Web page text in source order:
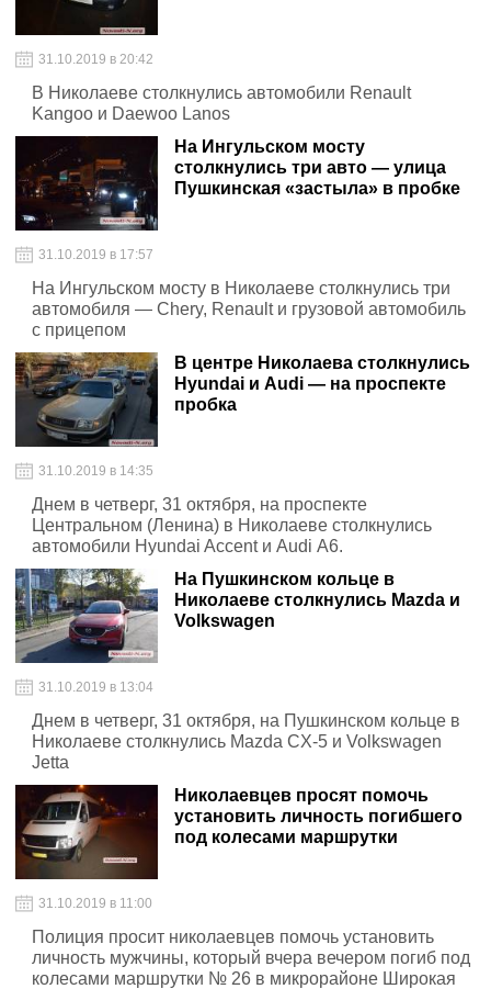
31.10.2019 в 20:42
В Николаеве столкнулись автомобили Renault
Kangoo и Daewoo Lanos
На Ингульском мосту
столкнулись три авто — улица
Пушкинская «застыла» в пробке
31.10.2019 в 17:57
На Ингульском мосту в Николаеве столкнулись три
автомобиля — Chery, Renault и грузовой автомобиль
с прицепом
В центре Николаева столкнулись
Hyundai и Audi — на проспекте
пробка
31.10.2019 в 14:35
Днем в четверг, 31 октября, на проспекте
Центральном (Ленина) в Николаеве столкнулись
автомобили Hyundai Accent и Audi А6.
На Пушкинском кольце в
Николаеве столкнулись Mazda и
Volkswagen
31.10.2019 в 13:04
Днем в четверг, 31 октября, на Пушкинском кольце в
Николаеве столкнулись Mazda CX-5 и Volkswagen
Jetta
Николаевцев просят помочь
установить личность погибшего
под колесами маршрутки
31.10.2019 в 11:00
Полиция просит николаевцев помочь установить
личность мужчины, который вчера вечером погиб под
колесами маршрутки № 26 в микрорайоне Широкая